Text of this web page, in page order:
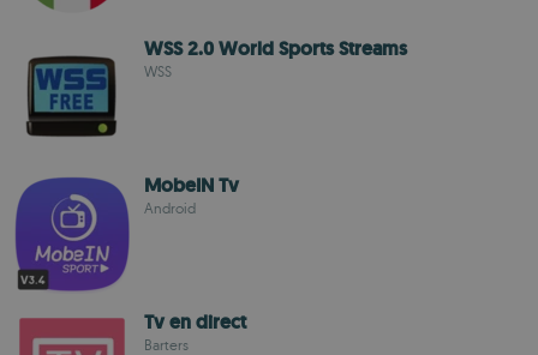
WSS 2.0 World Sports Streams
WSS
MobeIN Tv
Android
Tv en direct
Barters